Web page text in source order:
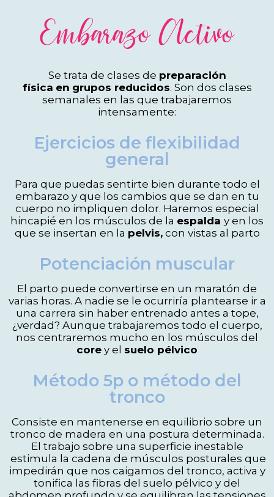
Embarazo Activo
Se trata de clases de preparación
física en grupos reducidos. Son dos clases
semanales en las que trabajaremos
intensamente:
Ejercicios de flexibilidad
general
Para que puedas sentirte bien durante todo el
embarazo y que los cambios que se dan en tu
cuerpo no impliquen dolor. Haremos especial
hincapié en los músculos de la espalda y en los
que se insertan en la pelvis,con vistas al parto
Potenciación muscular
El parto puede convertirse en un maratón de
varias horas. A nadie se le ocurriría plantearse ir a
una carrera sin haber entrenado antes a tope,
¿verdad? Aunque trabajaremos todo el cuerpo,
nos centraremos mucho en los músculos del
core y el suelo pélvico
Método 5p o método del
tronco
Consiste en mantenerse en equilibrio sobre un
tronco de madera en una postura determinada.
El trabajo sobre una superficie inestable
estimula la cadena de músculos posturales que
impedirán que nos caigamos del tronco, activa y
tonifica las fibras del suelo pélvico y del